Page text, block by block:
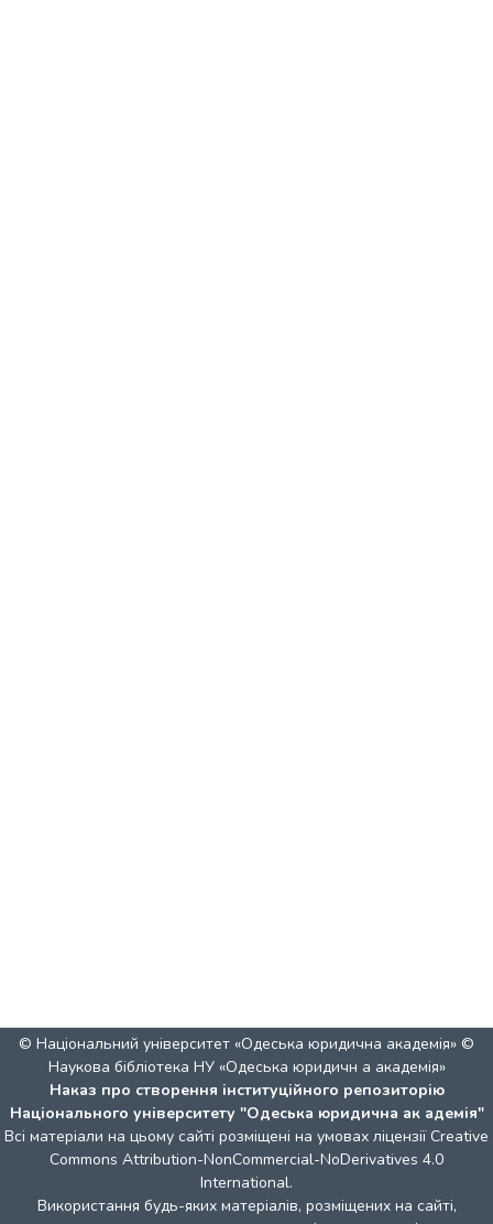
© Національний університет «Одеська юридична академія» ©
Наукова бібліотека НУ «Одеська юридичн а академія»
Наказ про створення інституційного репозиторію
Національного університету "Одеська юридична ак адемія"
Всі матеріали на цьому сайті розміщені на умовах ліцензії Creative
Commons Attribution-NonCommercial-NoDerivatives 4.0
International.
Використання будь-яких матеріалів, розміщених на сайті,